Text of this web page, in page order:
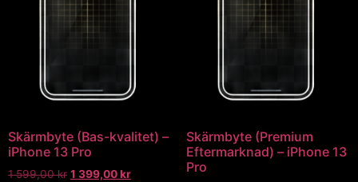
Skärmbyte (Bas-kvalitet) –
iPhone 13 Pro
1 599,00kr 1 399,00kr
Skärmbyte (Premium
Eftermarknad) – iPhone 13
Pro